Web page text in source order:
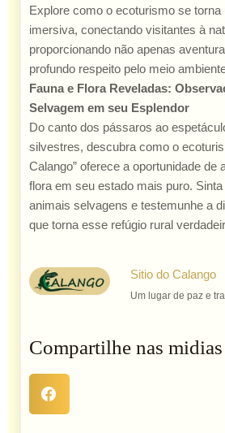
Explore como o ecoturismo se
imersiva, conectando visitantes à
proporcionando não apenas
profundo respeito pelo meio
Fauna e Flora Reveladas:
Selvagem em seu Esplendor
Do canto dos pássaros ao
silvestres, descubra como o
Calango” oferece a oportunidade de
flora em seu estado mais puro.
animais selvagens e testemunhe a
que torna esse refúgio rural
Sitio do Calango
Um lugar de paz e
Compartilhe nas